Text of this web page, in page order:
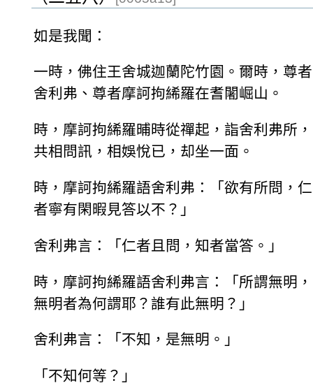
如是我聞：
一時，佛住王舍城迦蘭陀竹園。爾時，尊者
舍利弗、尊者摩訶拘絺羅在耆闍崛山。
時，摩訶拘絺羅晡時從禪起，詣舍利弗所，
共相問訊，相娛悅已，却坐一面。
時，摩訶拘絺羅語舍利弗：「欲有所問，仁
者寧有閑暇見答以不？」
舍利弗言：「仁者且問，知者當答。」
時，摩訶拘絺羅語舍利弗言：「所謂無明，
無明者為何謂耶？誰有此無明？」
舍利弗言：「不知，是無明。」
「不知何等？」